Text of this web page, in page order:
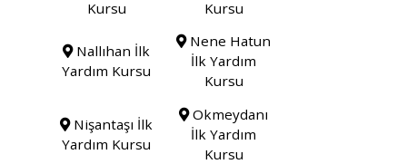
Kursu
Kursu
Nallıhan İlk
Yardım Kursu
Nene Hatun
İlk Yardım
Kursu
Nişantaşı İlk
Yardım Kursu
Okmeydanı
İlk Yardım
Kursu